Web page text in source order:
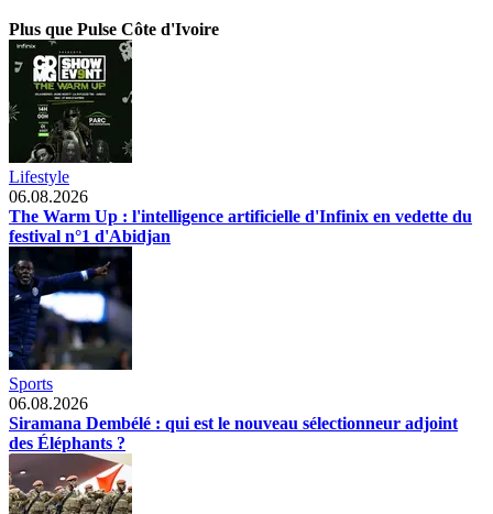
Plus que Pulse Côte d'Ivoire
Lifestyle
06.08.2026
The Warm Up : l'intelligence artificielle d'Infinix en vedette du
festival n°1 d'Abidjan
Sports
06.08.2026
Siramana Dembélé : qui est le nouveau sélectionneur adjoint
des Éléphants ?